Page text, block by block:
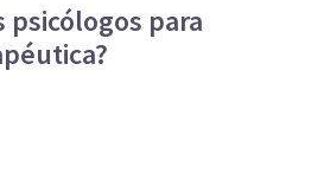
psicólogos para